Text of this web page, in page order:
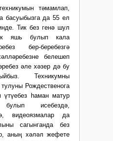
тәмамлап,
басуыбызга да 55 ел
Тик без генә шул
яшь булып кала
бер-беребезгә
белешеп
әле хәзер дә бу
Техникумны
Рождественога
үтүебез һаман матур
исебездә,
видеоязмалар да
сагынганда без
аның хәләл жефете